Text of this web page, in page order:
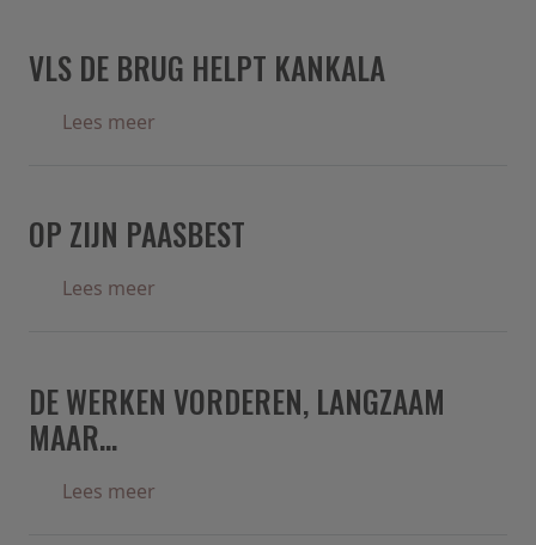
VLS DE BRUG HELPT KANKALA
Lees meer
OP ZIJN PAASBEST
Lees meer
DE WERKEN VORDEREN, LANGZAAM
MAAR...
Lees meer